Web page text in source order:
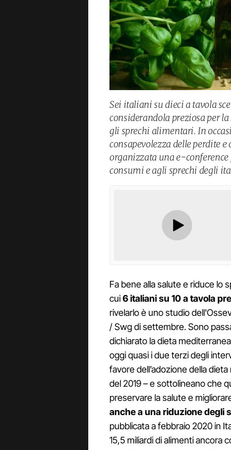
Sei italiani su dieci a tavola
considerandola preziosa per
gli sprechi alimentari. In
consapevolezza delle perdite
organizzata una e-
consumi e agli sprechi degli
Fa bene alla salute e riduce lo
cui6 italiani su 10 a tavola
rivelarlo è uno studio
/ Swg di settembre. Sono
dichiarato la dieta
oggi quasi i due terzi degli
favore dell’adozione della
del 2019 – e sottolineano che
preservare la salute e
anche a una riduzione degli
pubblicata a febbraio 2020 in
15,5 miliardi di alimenti ancora